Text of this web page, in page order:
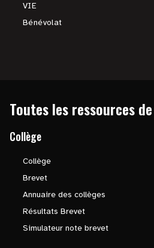
VIE
Bénévolat
Toutes les ressources de
Collège
Collège
Brevet
Annuaire des collèges
Résultats Brevet
Simulateur note brevet